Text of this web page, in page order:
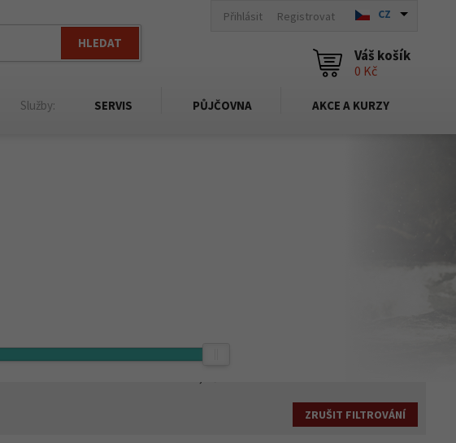
HLEDAT
Přihlásit Registrovat CZ
Váš košík
0 Kč
Služby: SERVIS PŮJČOVNA AKCE A KURZY
ZRUŠIT FILTROVÁNÍ